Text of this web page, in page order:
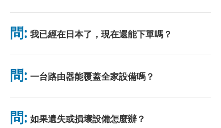
可於主要機場取貨，或選擇飯店/住址配送（入住前送達）。包裹
無需排隊。
問: 我已經在日本了，現在還能下單嗎？
可以。機場可當天取貨。飯店配送一般隔日送達。若不確定，請聯
問: 一台路由器能覆蓋全家設備嗎？
可以。最多可連接 10 台裝置（手機、平板、電腦）。電池續航力
並附贈免費行動電源。
問: 如果遺失或損壞設備怎麼辦？